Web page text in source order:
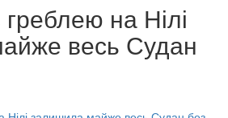
на Нілі
весь Судан